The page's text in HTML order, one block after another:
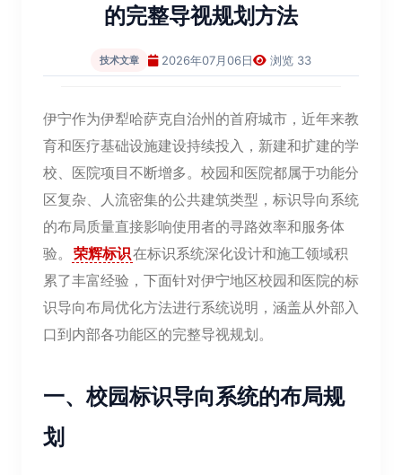
的完整导视规划方法
技术文章 2026年07月06日 浏览 33
伊宁作为伊犁哈萨克自治州的首府城市，近年来教
育和医疗基础设施建设持续投入，新建和扩建的学
校、医院项目不断增多。校园和医院都属于功能分
区复杂、人流密集的公共建筑类型，标识导向系统
的布局质量直接影响使用者的寻路效率和服务体
验。 荣辉标识在标识系统深化设计和施工领域积
累了丰富经验，下面针对伊宁地区校园和医院的标
识导向布局优化方法进行系统说明，涵盖从外部入
口到内部各功能区的完整导视规划。
一、校园标识导向系统的布局规
划